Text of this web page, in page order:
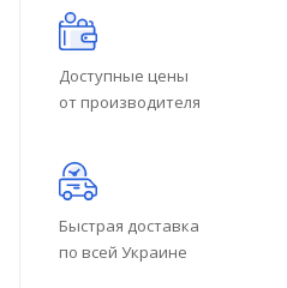
Доступные цены
от производителя
Быстрая доставка
по всей Украине